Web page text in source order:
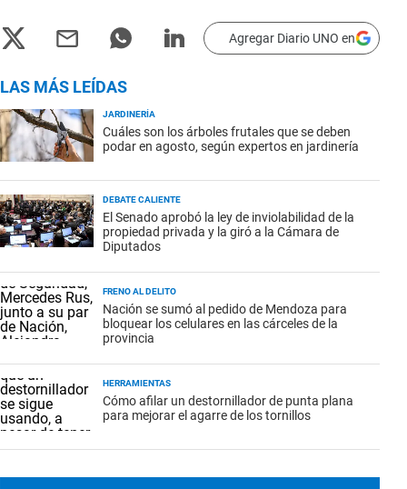
Agregar Diario UNO en
LAS MÁS LEÍDAS
JARDINERÍA
Cuáles son los árboles frutales que se deben
podar en agosto, según expertos en jardinería
DEBATE CALIENTE
El Senado aprobó la ley de inviolabilidad de la
propiedad privada y la giró a la Cámara de
Diputados
FRENO AL DELITO
Nación se sumó al pedido de Mendoza para
bloquear los celulares en las cárceles de la
provincia
HERRAMIENTAS
Cómo afilar un destornillador de punta plana
para mejorar el agarre de los tornillos